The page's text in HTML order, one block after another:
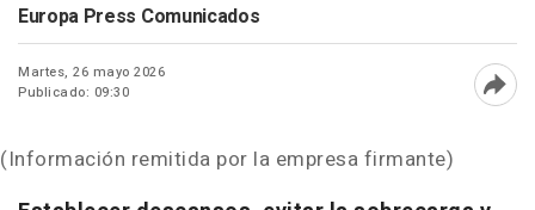
Europa Press Comunicados
Martes, 26 mayo 2026
Publicado: 09:30
(Información remitida por la empresa firmante)